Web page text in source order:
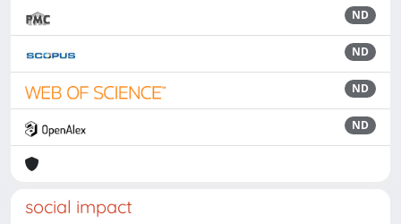
ND
ND
ND
ND
social impact